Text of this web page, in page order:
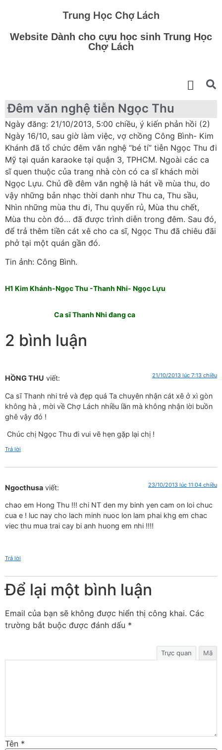
Trung Học Chợ Lách
Website Dành cho cựu học sinh Trung Học
Chợ Lách
Đêm văn nghệ tiễn Ngọc Thu
Ngày đăng: 21/10/2013, 5:00 chiều, ý kiến phản hồi (2)
Ngày 16/10, sau giờ làm việc, vợ chồng Công Bình- Kim
Khánh đã tổ chức đêm văn nghệ “bé tí” tiễn Ngọc Thu đi
Mỹ tại quán karaoke tại quận 3, TPHCM. Ngoài các ca
sĩ quen thuộc của trang nhà còn có ca sĩ khách mời
Ngọc Lựu. Chủ đề đêm văn nghệ là hát về mùa thu, do
vậy những bản nhạc thời danh như Thu ca, Thu sầu,
Nhìn những mùa thu đi, Thu quyến rủ, Mùa thu chết,
Mùa thu còn đó… đã được trình diễn trong đêm. Sau đó,
để trả thêm tiền cát xê cho ca sĩ, Ngọc Thu đã chiêu đãi
phở tại một quán gần đó.
Tin ảnh: Công Bình.
H1 Kim Khánh-Ngọc Thu -Thanh Nhi- Ngọc Lựu
Ca sĩ Thanh Nhi đang ca
2 bình luận
HỒNG THU viết: 21/10/2013 lúc 7:13 chiều
Ca sĩ Thanh nhi trẻ và đẹp quá Ta chuyên nhận cát xê ở xì gòn
không hà , mời về Chợ Lách nhiều lần mà không nhận lời buồn
ghê vậy đó !
Chúc chị Ngọc Thu đi vui vẽ hẹn gặp lại chị !
Trả lời
Ngocthusa viết: 23/10/2013 lúc 11:04 chiều
chao em Hong Thu !!! chi NT den my binh yen cam on loi chuc
cua e ! luc nay cho lach minh nuoc lon lam phai khg em chac
viec thu mua trai cay bi anh huong em nhi !!!!
Trả lời
Để lại một bình luận
Email của bạn sẽ không được hiển thị công khai. Các
trường bắt buộc được đánh dấu *
Trực quan Mã
Tên *